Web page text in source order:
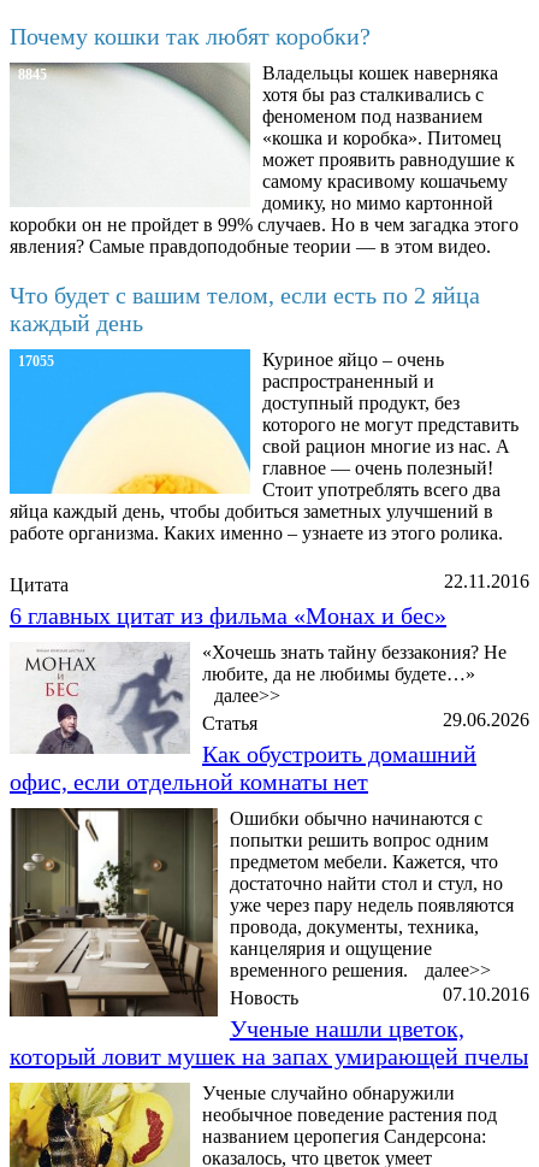
Почему кошки так любят коробки?
8845
Владельцы кошек наверняка
хотя бы раз сталкивались с
феноменом под названием
«кошка и коробка». Питомец
может проявить равнодушие к
самому красивому кошачьему
домику, но мимо картонной
коробки он не пройдет в 99% случаев. Но в чем загадка этого
явления? Самые правдоподобные теории — в этом видео.
Что будет с вашим телом, если есть по 2 яйца
каждый день
17055
Куриное яйцо – очень
распространенный и
доступный продукт, без
которого не могут представить
свой рацион многие из нас. А
главное — очень полезный!
Стоит употреблять всего два
яйца каждый день, чтобы добиться заметных улучшений в
работе организма. Каких именно – узнаете из этого ролика.
22.11.2016
Цитата
6 главных цитат из фильма «Монах и бес»
«Хочешь знать тайну беззакония? Не
любите, да не любимы будете…»
далее>>
29.06.2026
Статья
Как обустроить домашний
офис, если отдельной комнаты нет
Ошибки обычно начинаются с
попытки решить вопрос одним
предметом мебели. Кажется, что
достаточно найти стол и стул, но
уже через пару недель появляются
провода, документы, техника,
канцелярия и ощущение
временного решения.
далее>>
07.10.2016
Новость
Ученые нашли цветок,
который ловит мушек на запах умирающей пчелы
Ученые случайно обнаружили
необычное поведение растения под
названием церопегия Сандерсона:
оказалось, что цветок умеет